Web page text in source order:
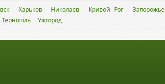
Харьков Николаев Кривой Рог Запорожье
Тернопіль Ужгород